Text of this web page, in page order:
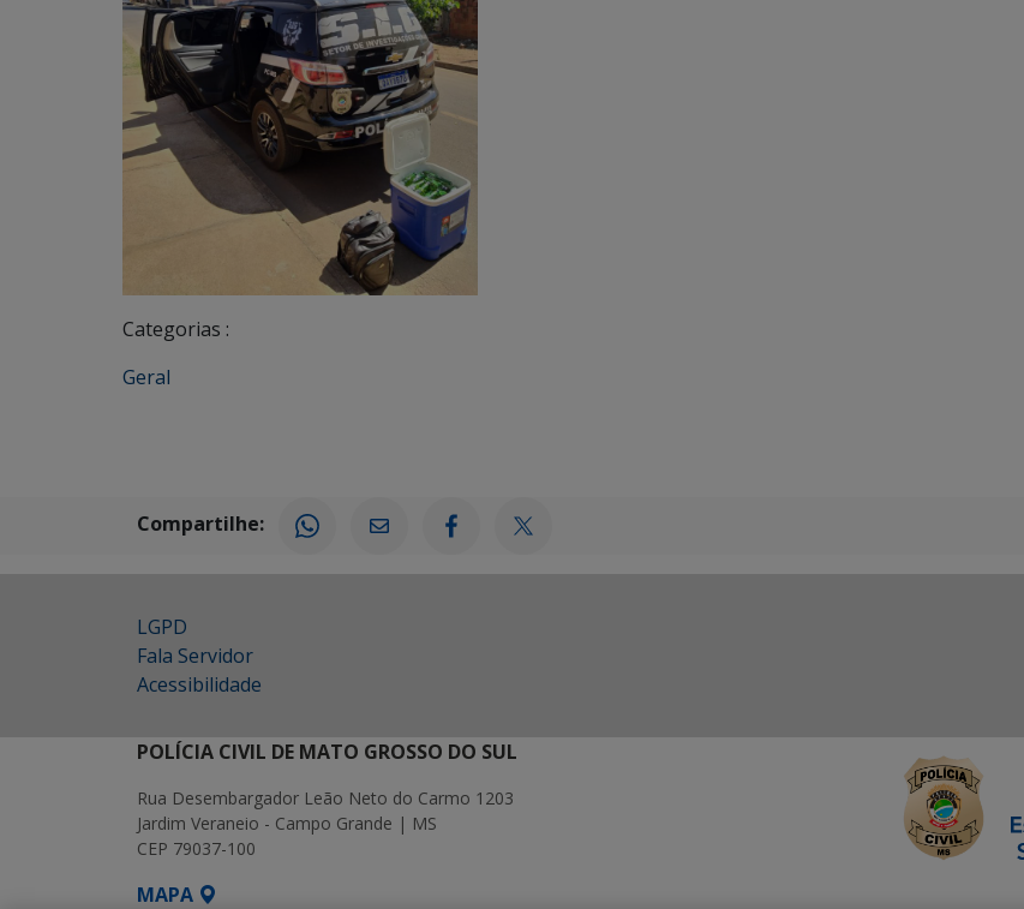
Categorias :
Geral
Compartilhe:
LGPD
Fala Servidor
Acessibilidade
POLÍCIA CIVIL DE MATO GROSSO DO SUL
Rua Desembargador Leão Neto do Carmo 1203
Jardim Veraneio - Campo Grande | MS
CEP 79037-100
MAPA